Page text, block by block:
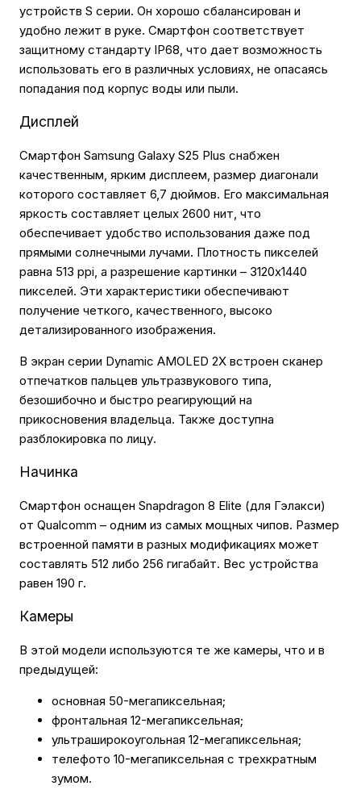
устройств S серии. Он хорошо сбалансирован и
удобно лежит в руке. Смартфон соответствует
защитному стандарту IP68, что дает возможность
использовать его в различных условиях, не опасаясь
попадания под корпус воды или пыли.
Дисплей
Смартфон Samsung Galaxy S25 Plus снабжен
качественным, ярким дисплеем, размер диагонали
которого составляет 6,7 дюймов. Его максимальная
яркость составляет целых 2600 нит, что
обеспечивает удобство использования даже под
прямыми солнечными лучами. Плотность пикселей
равна 513 ppi, а разрешение картинки – 3120х1440
пикселей. Эти характеристики обеспечивают
получение четкого, качественного, высоко
детализированного изображения.
В экран серии Dynamic AMOLED 2X встроен сканер
отпечатков пальцев ультразвукового типа,
безошибочно и быстро реагирующий на
прикосновения владельца. Также доступна
разблокировка по лицу.
Начинка
Смартфон оснащен Snapdragon 8 Elite (для Гэлакси)
от Qualcomm – одним из самых мощных чипов. Размер
встроенной памяти в разных модификациях может
составлять 512 либо 256 гигабайт. Вес устройства
равен 190 г.
Камеры
В этой модели используются те же камеры, что и в
предыдущей:
основная 50-мегапиксельная;
фронтальная 12-мегапиксельная;
ультраширокоугольная 12-мегапиксельная;
телефото 10-мегапиксельная с трехкратным
зумом.